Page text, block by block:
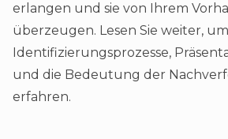
erlangen und sie von Ihrem
überzeugen. Lesen Sie weiter,
Identifizierungsprozesse,
und die Bedeutung der
erfahren.